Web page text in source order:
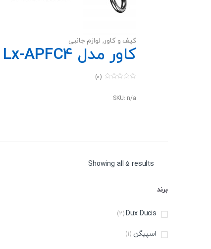
کیف و کاور, لوازم جانبی
کاور مدل Lx-APFC4 مناسب برای کیس اپل AirPods 4 ANC
u
(0)
SKU: n/a
Showing all 5 results
Sorted
برند
Dux Ducis
(2)
اسپیگن (1)